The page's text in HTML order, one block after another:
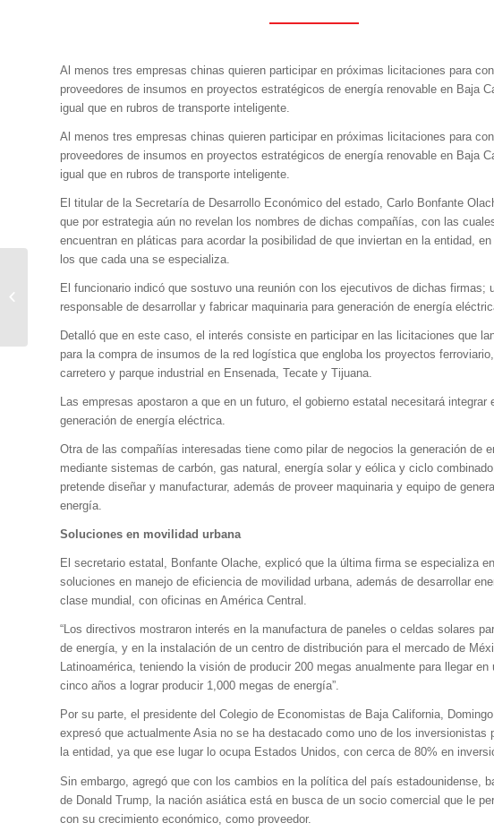
Al menos tres empresas chinas quieren participar en próximas licitaciones para
proveedores de insumos en proyectos estratégicos de energía renovable en Baja
igual que en rubros de transporte inteligente.
Al menos tres empresas chinas quieren participar en próximas licitaciones para
proveedores de insumos en proyectos estratégicos de energía renovable en Baja
igual que en rubros de transporte inteligente.
El titular de la Secretaría de Desarrollo Económico del estado, Carlo Bonfante
que por estrategia aún no revelan los nombres de dichas compañías, con las
encuentran en pláticas para acordar la posibilidad de que inviertan en la entidad,
los que cada una se especializa.
El funcionario indicó que sostuvo una reunión con los ejecutivos de dichas firmas;
responsable de desarrollar y fabricar maquinaria para generación de energía
Detalló que en este caso, el interés consiste en participar en las licitaciones que
para la compra de insumos de la red logística que engloba los proyectos
carretero y parque industrial en Ensenada, Tecate y Tijuana.
Las empresas apostaron a que en un futuro, el gobierno estatal necesitará integrar
generación de energía eléctrica.
Otra de las compañías interesadas tiene como pilar de negocios la generación de
mediante sistemas de carbón, gas natural, energía solar y eólica y ciclo
pretende diseñar y manufacturar, además de proveer maquinaria y equipo de
energía.
Soluciones en movilidad urbana
El secretario estatal, Bonfante Olache, explicó que la última firma se especializa
soluciones en manejo de eficiencia de movilidad urbana, además de desarrollar
clase mundial, con oficinas en América Central.
“Los directivos mostraron interés en la manufactura de paneles o celdas solares
de energía, y en la instalación de un centro de distribución para el mercado de
Latinoamérica, teniendo la visión de producir 200 megas anualmente para llegar en
cinco años a lograr producir 1,000 megas de energía”.
Por su parte, el presidente del Colegio de Economistas de Baja California,
expresó que actualmente Asia no se ha destacado como uno de los inversionistas
la entidad, ya que ese lugar lo ocupa Estados Unidos, con cerca de 80% en
Sin embargo, agregó que con los cambios en la política del país estadounidense,
de Donald Trump, la nación asiática está en busca de un socio comercial que le
con su crecimiento económico, como proveedor.
Socio Estratégico Ideal